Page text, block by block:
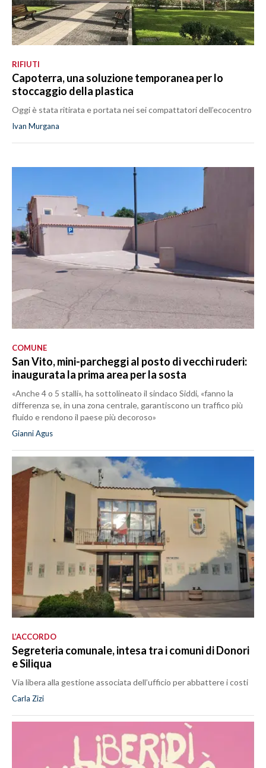
RIFIUTI
Capoterra, una soluzione temporanea per lo
stoccaggio della plastica
Oggi è stata ritirata e portata nei sei compattatori dell’ecocentro
Ivan Murgana
COMUNE
San Vito, mini-parcheggi al posto di vecchi ruderi:
inaugurata la prima area per la sosta
«Anche 4 o 5 stalli», ha sottolineato il sindaco Siddi, «fanno la
differenza se, in una zona centrale, garantiscono un traffico più
fluido e rendono il paese più decoroso»
Gianni Agus
L’ACCORDO
Segreteria comunale, intesa tra i comuni di Donori
e Siliqua
Via libera alla gestione associata dell’ufficio per abbattere i costi
Carla Zizi